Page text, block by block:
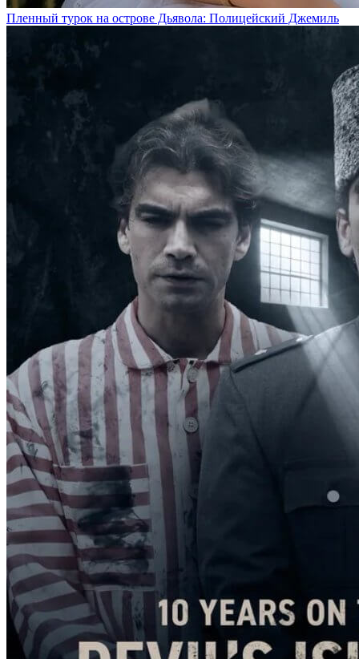
Пленный турок на острове Дьявола: Полицейский Джемиль